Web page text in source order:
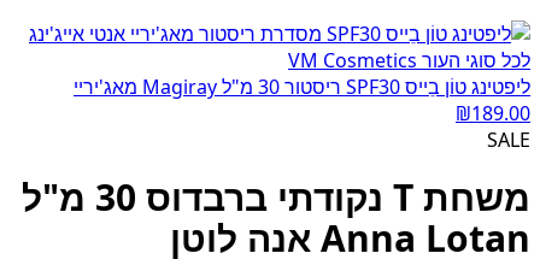
ליפטינג טוֹן בֵייס SPF30 ריסטור 30 מ"ל Magiray מאג'יריי
₪189.00
SALE
משחת T נקודתי ברבדוס 30 מ"ל
Anna Lotan אנה לוטן